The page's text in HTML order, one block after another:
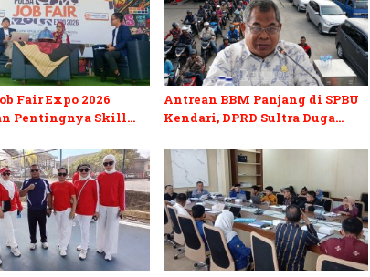
Fair Expo 2026
Pentingnya Skill
Antrean BBM Panjang di SPBU
Kendari, DPRD Sultra Duga